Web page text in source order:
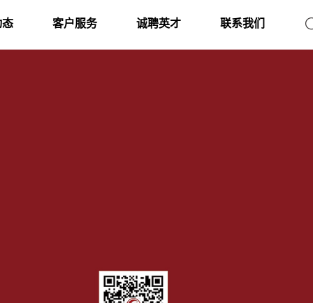
态 客户服务 诚聘英才 联系我们